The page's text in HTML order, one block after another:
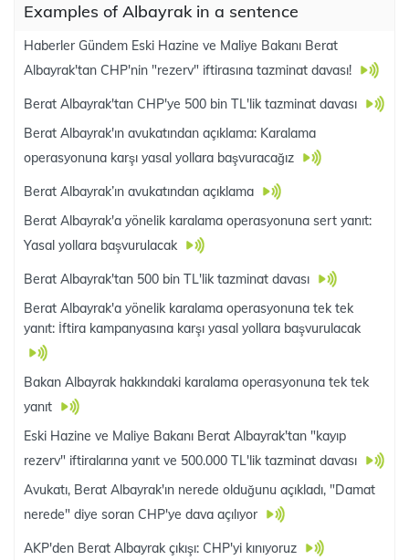
Examples of Albayrak in a sentence
Haberler Gündem Eski Hazine ve Maliye Bakanı Berat
Albayrak'tan CHP'nin "rezerv" iftirasına tazminat davası!
Berat Albayrak'tan CHP'ye 500 bin TL'lik tazminat davası
Berat Albayrak'ın avukatından açıklama: Karalama
operasyonuna karşı yasal yollara başvuracağız
Berat Albayrak’ın avukatından açıklama
Berat Albayrak'a yönelik karalama operasyonuna sert yanıt:
Yasal yollara başvurulacak
Berat Albayrak'tan 500 bin TL'lik tazminat davası
Berat Albayrak'a yönelik karalama operasyonuna tek tek
yanıt: İftira kampanyasına karşı yasal yollara başvurulacak
Bakan Albayrak hakkındaki karalama operasyonuna tek tek
yanıt
Eski Hazine ve Maliye Bakanı Berat Albayrak'tan "kayıp
rezerv" iftiralarına yanıt ve 500.000 TL'lik tazminat davası
Avukatı, Berat Albayrak'ın nerede olduğunu açıkladı, "Damat
nerede" diye soran CHP'ye dava açılıyor
AKP'den Berat Albayrak çıkışı: CHP'yi kınıyoruz